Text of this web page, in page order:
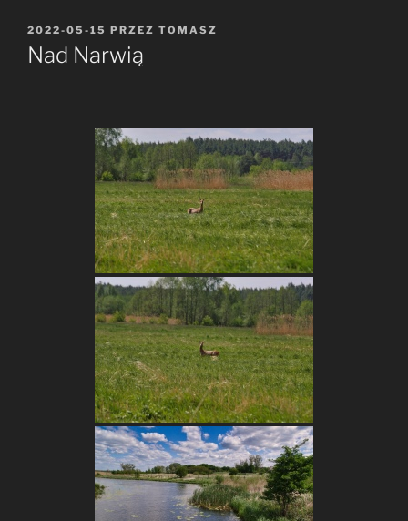
OPUBLIKOWANE
W
2022-05-15 PRZEZ TOMASZ
Nad Narwią